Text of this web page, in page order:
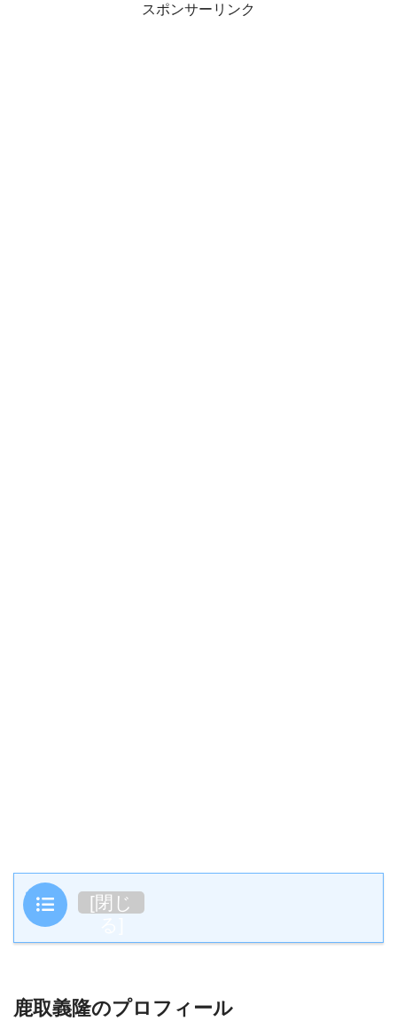
スポンサーリンク
目次 [閉じ
鹿取義隆のプロフィール